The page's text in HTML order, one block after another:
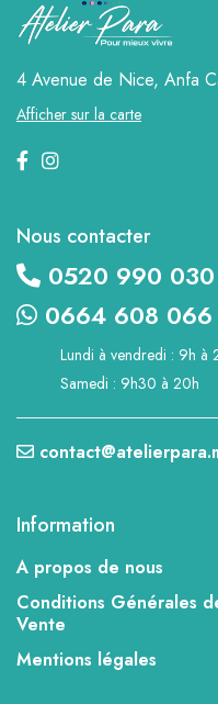
4 Avenue de Nice, Anfa
Afficher sur la carte
Nous contacter
0520 990 030
0664 608 066
Lundi à vendredi : 9h à
Samedi : 9h30 à 20h
Information
A propos de nous
Conditions Générales
Vente
Mentions légales